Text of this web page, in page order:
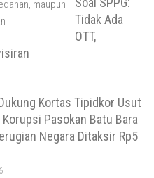
Tidak Ada
OTT,
Kortas Tipidkor Usut
Korupsi Pasokan Batu Bara
Negara Ditaksir Rp5